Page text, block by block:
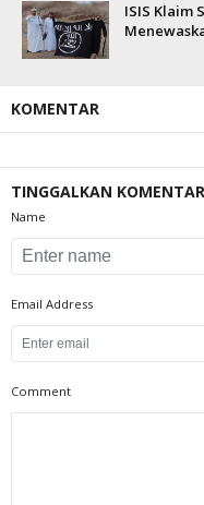
ISIS Klaim
KOMENTAR
TINGGALKAN KOMENTAR
Name
Email Address
Comment